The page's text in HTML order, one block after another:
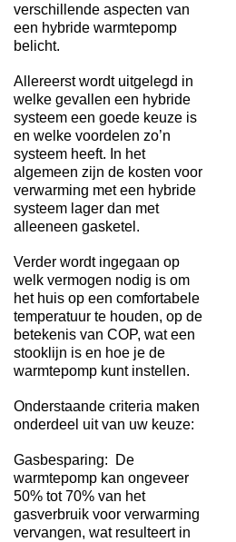
verschillende aspecten van
een hybride warmtepomp
belicht.
Allereerst wordt uitgelegd in
welke gevallen een hybride
systeem een goede keuze is
en welke voordelen zo’n
systeem heeft. In het
algemeen zijn de kosten voor
verwarming met een hybride
systeem lager dan met
alleeneen gasketel.
Verder wordt ingegaan op
welk vermogen nodig is om
het huis op een comfortabele
temperatuur te houden, op de
betekenis van COP, wat een
stooklijn is en hoe je de
warmtepomp kunt instellen.
Onderstaande criteria maken
onderdeel uit van uw keuze:
Gasbesparing: De
warmtepomp kan ongeveer
50% tot 70% van het
gasverbruik voor verwarming
vervangen, wat resulteert in